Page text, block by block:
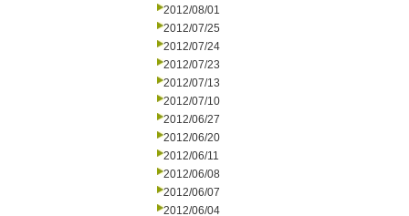
2012/08/01
2012/07/25
2012/07/24
2012/07/23
2012/07/13
2012/07/10
2012/06/27
2012/06/20
2012/06/11
2012/06/08
2012/06/07
2012/06/04